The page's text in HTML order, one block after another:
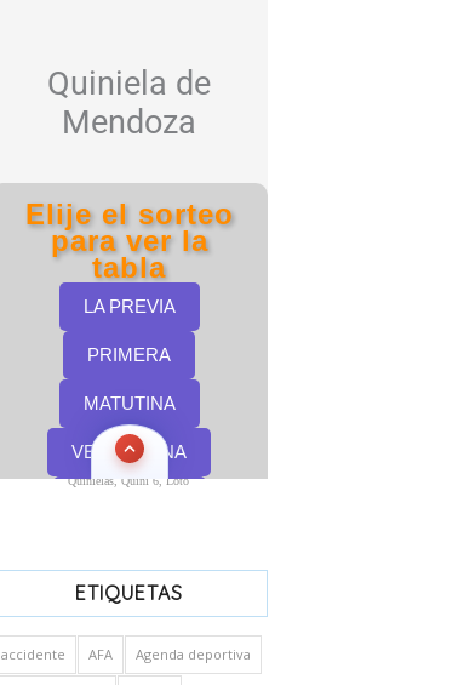
Quinielas, Quini 6, Loto
ETIQUETAS
accidente AFA Agenda deportiva